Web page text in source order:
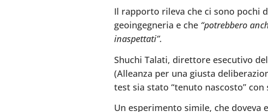
Il rapporto rileva che ci sono pochi
geoingegneria e che “potrebbero
inaspettati”.
Shuchi Talati, direttore esecutivo
(Alleanza per una giusta
test sia stato “tenuto nascosto”
Un esperimento simile, che doveva